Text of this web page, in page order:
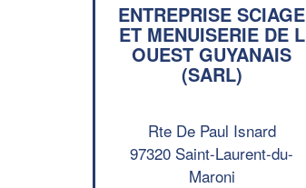
ENTREPRISE SCIAGE
ET MENUISERIE DE L
OUEST GUYANAIS
(SARL)
Rte De Paul Isnard
97320 Saint-Laurent-du-
Maroni